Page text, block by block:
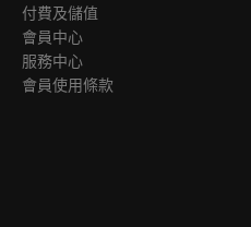
付費及儲值
會員中心
服務中心
會員使用條款